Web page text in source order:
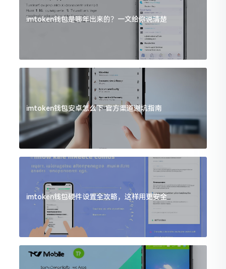
imtoken钱包是哪年出来的？一文给你说清楚
imtoken钱包安卓怎么下 官方渠道避坑指南
imtoken钱包硬件设置全攻略，这样用更安全